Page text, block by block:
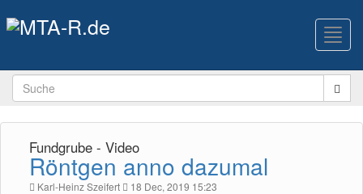
Fundgrube - Video
Röntgen anno dazumal
Karl-Heinz Szeifert 18 Dec, 2019 15:23